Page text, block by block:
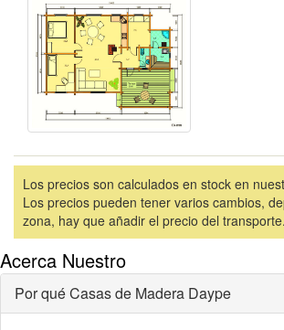
Los precios son calculados en stock en
Los precios pueden tener varios cambios,
zona, hay que añadir el precio del transporte.
Acerca Nuestro
Por qué Casas de Madera Daype